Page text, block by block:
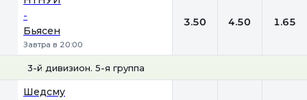
-
Бьясен
Завтра в 20:00
3.50 4.50 1.65
3-й дивизион. 5-я группа
Шедсму